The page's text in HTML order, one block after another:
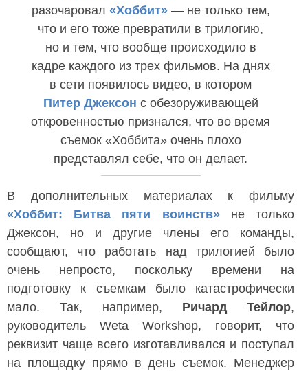
разочаровал «Хоббит»— не только тем,
что и его тоже превратили в трилогию,
но и тем, что вообще происходило в
кадре каждого из трех фильмов. На днях
в сети появилось видео, в котором
Питер Джексон с обезоруживающей
откровенностью признался, что во время
съемок «Хоббита» очень плохо
представлял себе, что он делает.
В дополнительных материалах к фильму
«Хоббит: Битва пяти воинств»не только
Джексон, но и другие члены его команды,
сообщают, что работать над трилогией было
очень непросто, поскольку времени на
подготовку к съемкам было катастрофически
мало. Так, например, Ричард Тейлор,
руководитель Weta Workshop, говорит, что
реквизит чаще всего изготавливался и поступал
на площадку прямо в день съемок. Менеджер